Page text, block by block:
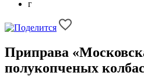
Приправа
полукопченых